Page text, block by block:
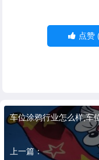
点赞
车位涂鸦行业怎么样,车
上一篇：